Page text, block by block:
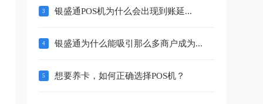
银盛通POS机为什么会出现到账延...
银盛通为什么能吸引那么多商户成为...
想要养卡，如何正确选择POS机？